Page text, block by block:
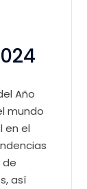
Año
mundo
en el
de
así